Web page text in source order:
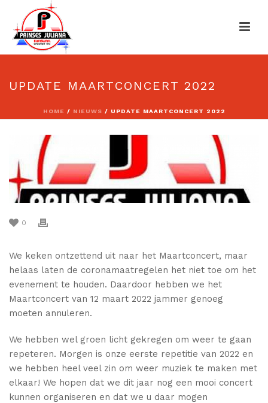
UPDATE MAARTCONCERT 2022
HOME / NIEUWS / UPDATE MAARTCONCERT 2022
0
We keken ontzettend uit naar het Maartconcert, maar
helaas laten de coronamaatregelen het niet toe om het
evenement te houden. Daardoor hebben we het
Maartconcert van 12 maart 2022 jammer genoeg
moeten annuleren.
We hebben wel groen licht gekregen om weer te gaan
repeteren. Morgen is onze eerste repetitie van 2022 en
we hebben heel veel zin om weer muziek te maken met
elkaar! We hopen dat we dit jaar nog een mooi concert
kunnen organiseren en dat we u daar mogen